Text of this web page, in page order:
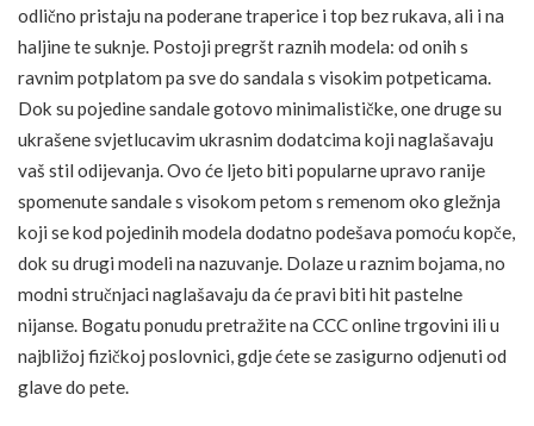
odlično pristaju na poderane traperice i top bez rukava, ali i na
haljine te suknje. Postoji pregršt raznih modela: od onih s
ravnim potplatom pa sve do sandala s visokim potpeticama.
Dok su pojedine sandale gotovo minimalističke, one druge su
ukrašene svjetlucavim ukrasnim dodatcima koji naglašavaju
vaš stil odijevanja. Ovo će ljeto biti popularne upravo ranije
spomenute sandale s visokom petom s remenom oko gležnja
koji se kod pojedinih modela dodatno podešava pomoću kopče,
dok su drugi modeli na nazuvanje. Dolaze u raznim bojama, no
modni stručnjaci naglašavaju da će pravi biti hit pastelne
nijanse. Bogatu ponudu pretražite na CCC online trgovini ili u
najbližoj fizičkoj poslovnici, gdje ćete se zasigurno odjenuti od
glave do pete.